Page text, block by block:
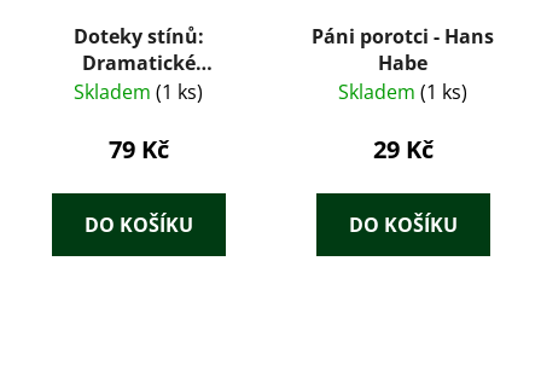
Doteky stínů:
Dramatické
kriminální příběhy
událostí – Roman
Skladem (1 ks)
79 Kč
DO KOŠÍKU
Páni porotci - Hans
Habe
Skladem (1 ks)
29 Kč
DO KOŠÍKU